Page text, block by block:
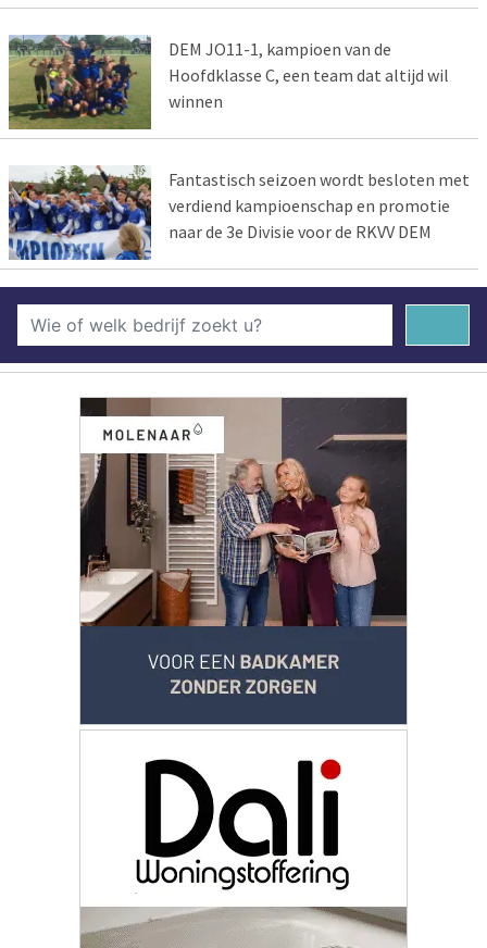
DEM JO11-1, kampioen van de
Hoofdklasse C, een team dat altijd wil
winnen
Fantastisch seizoen wordt besloten met
verdiend kampioenschap en promotie
naar de 3e Divisie voor de RKVV DEM